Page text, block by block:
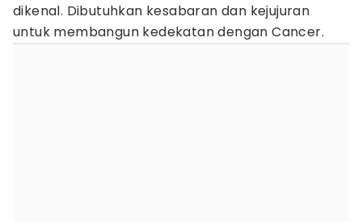
dikenal. Dibutuhkan kesabaran dan kejujuran
untuk membangun kedekatan dengan Cancer.